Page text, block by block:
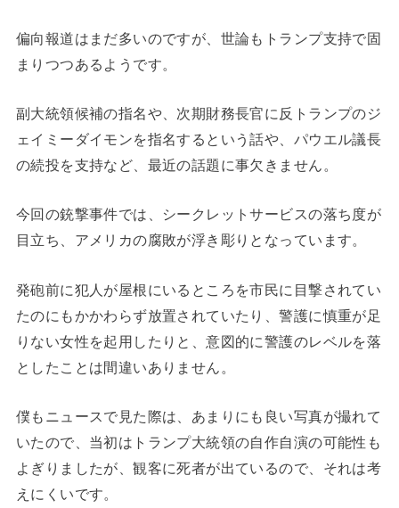
偏向報道はまだ多いのですが、世論もトランプ支持で固
まりつつあるようです。
副大統領候補の指名や、次期財務長官に反トランプのジ
ェイミーダイモンを指名するという話や、パウエル議長
の続投を支持など、最近の話題に事欠きません。
今回の銃撃事件では、シークレットサービスの落ち度が
目立ち、アメリカの腐敗が浮き彫りとなっています。
発砲前に犯人が屋根にいるところを市民に目撃されてい
たのにもかかわらず放置されていたり、警護に慎重が足
りない女性を起用したりと、意図的に警護のレベルを落
としたことは間違いありません。
僕もニュースで見た際は、あまりにも良い写真が撮れて
いたので、当初はトランプ大統領の自作自演の可能性も
よぎりましたが、観客に死者が出ているので、それは考
えにくいです。